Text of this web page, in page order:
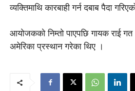
व्यक्तिमाथि कारबाही गर्न दबाब पैदा
आयोजकको निम्तो पाएपछि गायक राई
अमेरिका प्रस्थान गरेका थिए ।